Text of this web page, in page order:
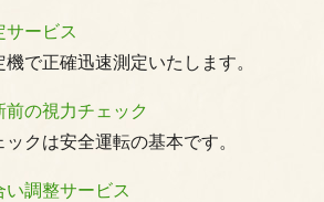
サービス
で正確迅速測定いたします。
前の視力チェック
クは安全運転の基本です。
い調整サービス